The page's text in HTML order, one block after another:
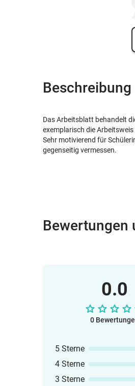
Beschreibung
Das Arbeitsblatt behandelt
exemplarisch die
Sehr motivierend für
gegenseitig vermessen.
Bewertungen
0.0
0
5 Sterne
4 Sterne
3 Sterne